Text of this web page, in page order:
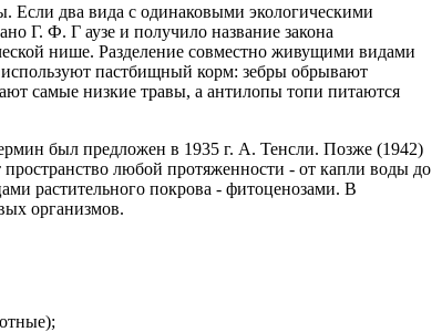
Если два вида с одинаковыми экологическими
Г. Ф. Г аузе и получило название закона
нише. Разделение совместно живущими видами
пастбищный корм: зебры обрывают
самые низкие травы, а антилопы топи питаются
был предложен в 1935 г. А. Тенсли. Позже (1942)
любой протяженности - от капли воды до
растительного покрова - фитоценозами. В
организмов.